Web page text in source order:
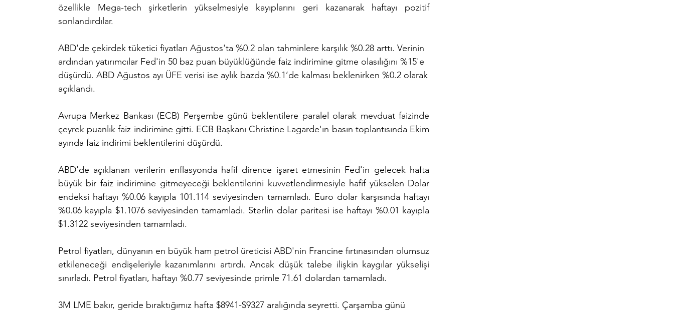
özellikle Mega-tech şirketlerin yükselmesiyle kayıplarını geri kazanarak haftayı pozitif
sonlandırdılar.
ABD'de çekirdek tüketici fiyatları Ağustos'ta %0.2 olan tahminlere karşılık %0.28 arttı. Verinin
ardından yatırımcılar Fed'in 50 baz puan büyüklüğünde faiz indirimine gitme olasılığını %15'e
düşürdü. ABD Ağustos ayı ÜFE verisi ise aylık bazda %0.1’de kalması beklenirken %0.2 olarak
açıklandı.
Avrupa Merkez Bankası (ECB) Perşembe günü beklentilere paralel olarak mevduat faizinde
çeyrek puanlık faiz indirimine gitti. ECB Başkanı Christine Lagarde'ın basın toplantısında Ekim
ayında faiz indirimi beklentilerini düşürdü.
ABD'de açıklanan verilerin enflasyonda hafif dirence işaret etmesinin Fed'in gelecek hafta
büyük bir faiz indirimine gitmeyeceği beklentilerini kuvvetlendirmesiyle hafif yükselen Dolar
endeksi haftayı %0.06 kayıpla 101.114 seviyesinden tamamladı. Euro dolar karşısında haftayı
%0.06 kayıpla $1.1076 seviyesinden tamamladı. Sterlin dolar paritesi ise haftayı %0.01 kayıpla
$1.3122 seviyesinden tamamladı.
Petrol fiyatları, dünyanın en büyük ham petrol üreticisi ABD'nin Francine fırtınasından olumsuz
etkileneceği endişeleriyle kazanımlarını artırdı. Ancak düşük talebe ilişkin kaygılar yükselişi
sınırladı. Petrol fiyatları, haftayı %0.77 seviyesinde primle 71.61 dolardan tamamladı.
3M LME bakır, geride bıraktığımız hafta $8941-$9327 aralığında seyretti. Çarşamba günü